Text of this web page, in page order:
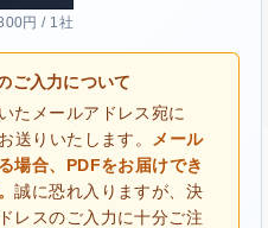
円 / 1社
ご入力について
たメールアドレス宛に
送りいたします。
メール
場合、PDFをお届けでき
誠に恐れ入りますが、決
レスのご入力に十分ご注